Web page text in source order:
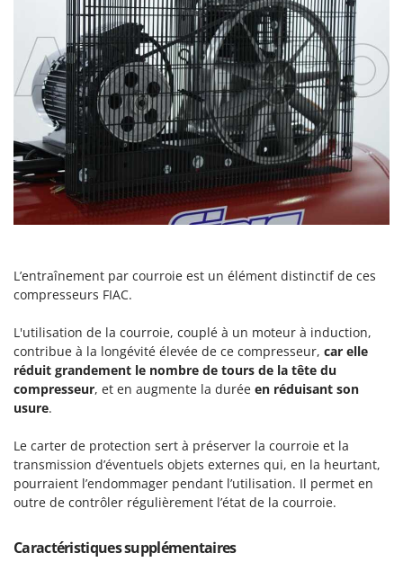
McCulloch
MCH
Michelin
Mille
Minox
Mockmill
More than chef
MOSA
MTD
N
New O.M.R.A.
Nilfisk
Ninja
Novatec
Novital
NuAir
NuovaFac
O
Officine Savioli
L’entraînement par courroie est un élément distinctif de ces
compresseurs FIAC.
L'utilisation de la courroie, couplé à un moteur à induction,
contribue à la longévité élevée de ce compresseur, car elle
réduit grandement le nombre de tours de la tête du
compresseur, et en augmente la durée en réduisant son
usure.
Le carter de protection sert à préserver la courroie et la
transmission d’éventuels objets externes qui, en la heurtant,
pourraient l’endommager pendant l’utilisation. Il permet en
outre de contrôler régulièrement l’état de la courroie.
Caractéristiques supplémentaires